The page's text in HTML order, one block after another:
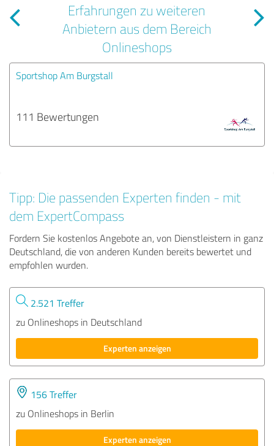
Erfahrungen zu weiteren
Anbietern aus dem Bereich
Onlineshops
Sportshop Am Burgstall
111 Bewertungen
Tipp: Die passenden Experten finden - mit
dem ExpertCompass
Fordern Sie kostenlos Angebote an, von Dienstleistern in ganz
Deutschland, die von anderen Kunden bereits bewertet und
empfohlen wurden.
2.521 Treffer
zu Onlineshops in Deutschland
Experten anzeigen
156 Treffer
zu Onlineshops in Berlin
Experten anzeigen